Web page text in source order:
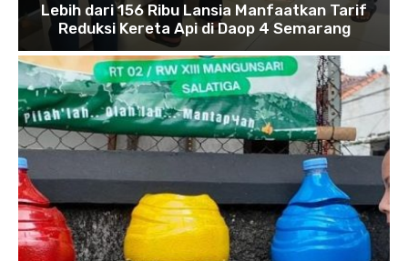
Lebih dari 156 Ribu Lansia Manfaatkan Tarif
Reduksi Kereta Api di Daop 4 Semarang